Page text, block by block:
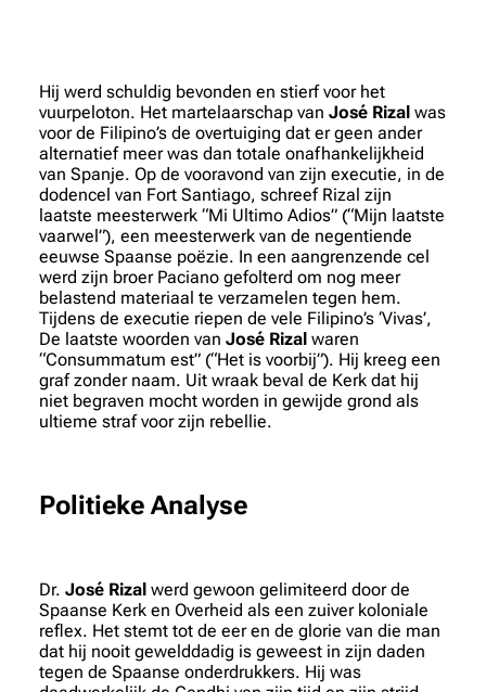
Hij werd schuldig bevonden en stierf voor het
vuurpeloton. Het martelaarschap van José Rizal was
voor de Filipino’s de overtuiging dat er geen ander
alternatief meer was dan totale onafhankelijkheid
van Spanje. Op de vooravond van zijn executie, in de
dodencel van Fort Santiago, schreef Rizal zijn
laatste meesterwerk “Mi Ultimo Adios” (“Mijn laatste
vaarwel”), een meesterwerk van de negentiende
eeuwse Spaanse poëzie. In een aangrenzende cel
werd zijn broer Paciano gefolterd om nog meer
belastend materiaal te verzamelen tegen hem.
Tijdens de executie riepen de vele Filipino’s ‘Vivas’,
De laatste woorden van José Rizal waren
“Consummatum est” (“Het is voorbij”). Hij kreeg een
graf zonder naam. Uit wraak beval de Kerk dat hij
niet begraven mocht worden in gewijde grond als
ultieme straf voor zijn rebellie.
Politieke Analyse
Dr. José Rizal werd gewoon gelimiteerd door de
Spaanse Kerk en Overheid als een zuiver koloniale
reflex. Het stemt tot de eer en de glorie van die man
dat hij nooit gewelddadig is geweest in zijn daden
tegen de Spaanse onderdrukkers. Hij was